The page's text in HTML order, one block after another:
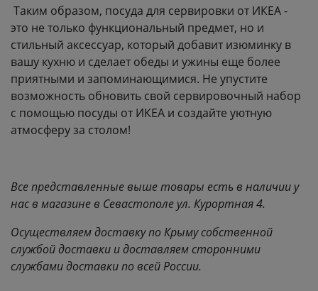
Таким образом, посуда для сервировки от ИКЕА -
это не только функциональный предмет, но и
стильный аксессуар, который добавит изюминку в
вашу кухню и сделает обеды и ужины еще более
приятными и запоминающимися. Не упустите
возможность обновить свой сервировочный набор
с помощью посуды от ИКЕА и создайте уютную
атмосферу за столом!
Все представленные выше товары есть в наличии у
нас в магазине в Севастополе ул. Курортная 4.
Осуществляем доставку по Крыму собственной
службой доставки и доставляем сторонними
службами доставки по всей России.